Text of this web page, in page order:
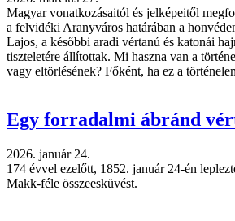
Magyar vonatkozásaitól és jelképeitől
a felvidéki Aranyváros határában a
Lajos, a későbbi aradi vértanú és katonái
tiszteletére állítottak. Mi haszna van a
vagy eltörlésének? Főként, ha ez a
Egy forradalmi ábránd
2026. január 24.
174 évvel ezelőtt, 1852. január 24-én
Makk-féle összeesküvést.